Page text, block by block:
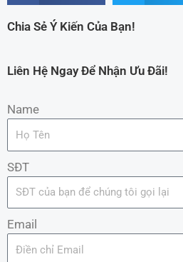
Chia Sẻ Ý Kiến Của Bạn!
Liên Hệ Ngay Để Nhận Ưu Đãi!
Name
SĐT
Email